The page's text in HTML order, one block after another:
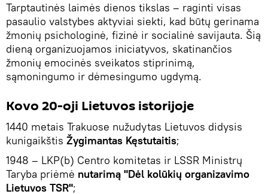
Tarptautinės laimės dienos tikslas – raginti visas
pasaulio valstybes aktyviai siekti, kad būtų gerinama
žmonių psichologinė, fizinė ir socialinė savijauta. Šią
dieną organizuojamos iniciatyvos, skatinančios
žmonių emocinės sveikatos stiprinimą,
sąmoningumo ir dėmesingumo ugdymą.
Kovo 20-oji Lietuvos istorijoje
1440 metais Trakuose nužudytas Lietuvos didysis
kunigaikštis Žygimantas Kęstutaitis;
1948 – LKP(b) Centro komitetas ir LSSR Ministrų
Taryba priėmė nutarimą "Dėl kolūkių organizavimo
Lietuvos TSR";